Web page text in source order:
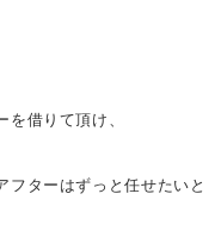
を借りて頂け、
フターはずっと任せたいと